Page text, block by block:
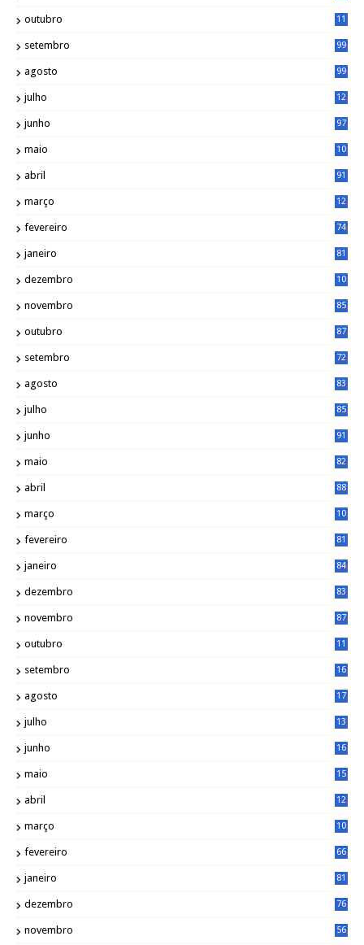
outubro
11
setembro 99
agosto 99
julho
12
junho 97
maio
10
abril 91
março
12
fevereiro 74
janeiro 81
dezembro
10
novembro 85
outubro 87
setembro 72
agosto 83
julho 85
junho 91
maio 82
abril 88
março
10
fevereiro 81
janeiro 84
dezembro 83
novembro 87
outubro
11
setembro
16
agosto
17
julho
13
junho
16
maio
15
abril
12
março
10
fevereiro 66
janeiro 81
dezembro 76
novembro 56